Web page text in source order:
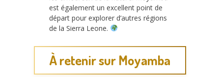
est également un excellent point de
départ pour explorer d’autres régions
de la Sierra Leone.
À retenir sur Moyamba